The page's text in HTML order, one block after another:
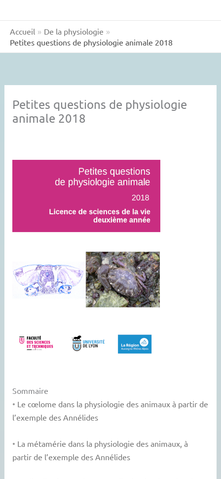
Accueil
De la physiologie
Petites questions de physiologie animale 2018
Petites questions de physiologie
animale 2018
Sommaire
• Le cœlome dans la physiologie des animaux à partir de
l’exemple des Annélides
• La métamérie dans la physiologie des animaux, à
partir de l’exemple des Annélides